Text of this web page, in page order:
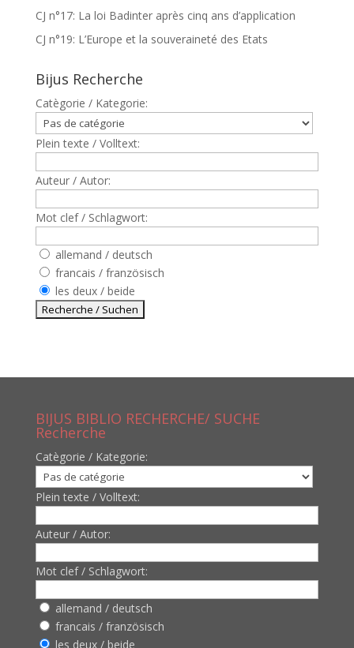
CJ n°17: La loi Badinter après cinq ans d’application
CJ n°19: L’Europe et la souveraineté des Etats
Bijus Recherche
Catègorie / Kategorie:
Plein texte / Volltext:
Auteur / Autor:
Mot clef / Schlagwort:
allemand / deutsch
francais / französisch
les deux / beide
BIJUS BIBLIO RECHERCHE/ SUCHE
Recherche
Catègorie / Kategorie:
Plein texte / Volltext:
Auteur / Autor:
Mot clef / Schlagwort:
allemand / deutsch
francais / französisch
les deux / beide